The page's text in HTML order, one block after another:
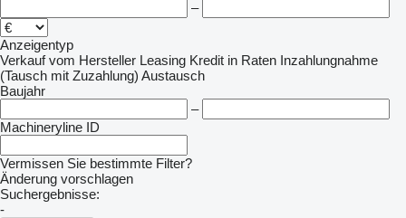
–
Anzeigentyp
Verkauf vom Hersteller Leasing Kredit in Raten Inzahlungnahme
(Tausch mit Zuzahlung) Austausch
Baujahr
–
Machineryline ID
Vermissen Sie bestimmte Filter?
Änderung vorschlagen
Suchergebnisse:
-